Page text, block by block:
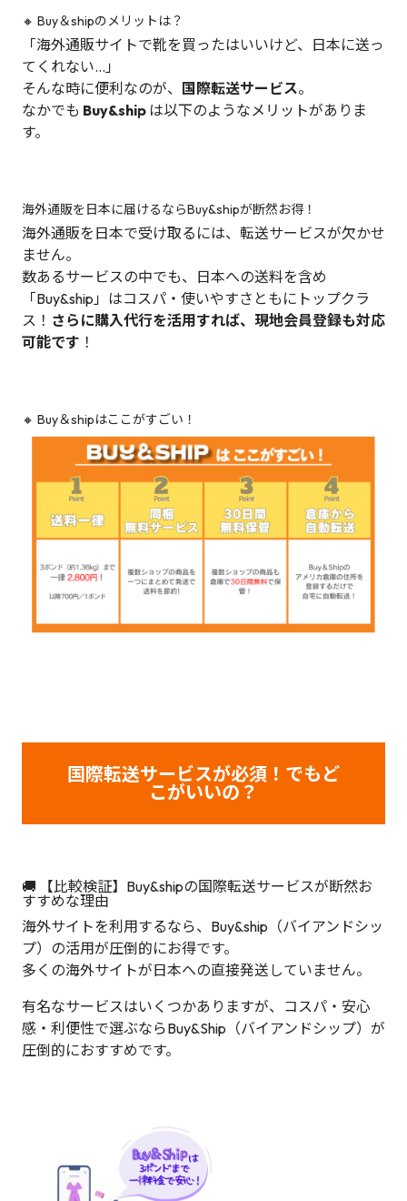
🔸 Buy＆shipのメリットは？
「海外通販サイトで靴を買ったはいいけど、日本に送っ
てくれない…」
そんな時に便利なのが、
国際転送サービス。
なかでも Buy&ship は以下のようなメリットがありま
す。
海外通販を日本に届けるならBuy&shipが断然お得！
海外通販を日本で受け取るには、転送サービスが欠かせ
ません。
数あるサービスの中でも、日本への送料を含め
「Buy&ship」はコスパ・使いやすさともにトップクラ
ス！ さらに購入代行を活用すれば、現地会員登録も対応
可能です ！
🔸 Buy＆shipはここがすごい！
国際転送サービスが必須！でもど
こがいいの？
🚚 【比較検証】Buy&shipの国際転送サービスが断然お
すすめな理由
海外サイトを利用するなら、Buy&ship（バイアンドシッ
プ）の活用が圧倒的にお得です。
多くの海外サイトが日本への直接発送していません。
有名なサービスはいくつかありますが、コスパ・安心
感・利便性で選ぶならBuy&Ship（バイアンドシップ）が
圧倒的におすすめです。